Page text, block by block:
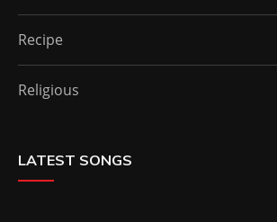
Recipe
Religious
LATEST SONGS